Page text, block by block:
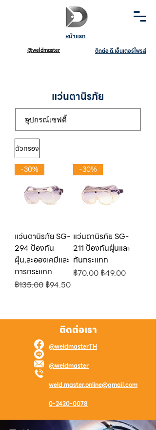
หน้าแรก
@weldmaster ติดต่อ ดี.เอ็นเตอร์ไพรส์
แว่นตานิรภัย
ตัวกรอง
-30%
แว่นตานิรภัย SG-
294 ป้องกัน
ฝุ่น,ละอองเคมีและ
การกระแทก
ราคาปกติ
฿135.00 ราคาขายลด
฿94.50
-30%
แว่นตานิรภัย SG-
211 ป้องกันฝุ่นและ
กันกระแทก
ราคาปกติ
฿70.00 ราคาขายลด
฿49.00
ติดต่อเรา
@weldmasterTH
@weldmaster
weld.master.online@gmail.com
0-2420-0078